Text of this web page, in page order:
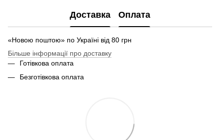
Доставка Оплата
«Новою поштою» по Україні від 80 грн
Більше інформації про доставку
Готівкова оплата
Безготівкова оплата